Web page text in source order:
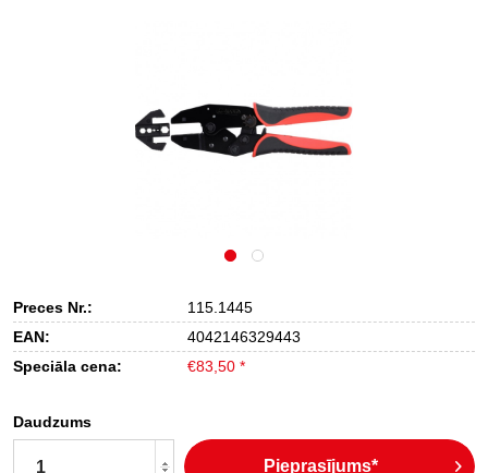
Preces Nr.:
115.1445
EAN:
4042146329443
Speciāla cena:
€83,50 *
Daudzums
Pieprasījums*